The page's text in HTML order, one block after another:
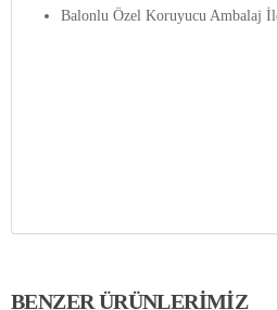
Balonlu Özel Koruyucu Ambalaj
BENZER ÜRÜNLERIMIZ